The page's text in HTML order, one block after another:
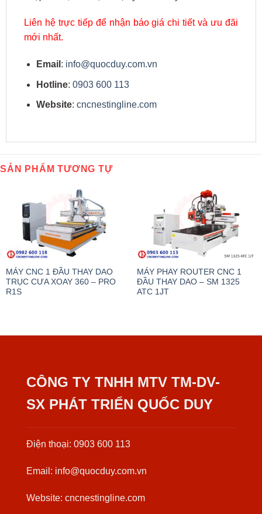
Liên hệ trực tiếp để nhận báo giá chi tiết và ưu đãi
mới nhất.
Email : info@quocduy.com.vn
Hotline: 0903 600 113
Website: cncnestingline.com
SẢN PHẨM TƯƠNG TỰ
MÁY CNC 1 ĐẦU THAY DAO
TRỤC CƯA XOAY 360 – PRO
R1S
MÁY PHAY ROUTER CNC 1
ĐẦU THAY DAO – SM 1325
ATC 1JT
CÔNG TY TNHH MTV TM-DV-
SX PHÁT TRIỂN QUỐC DUY
Điện thoại: 0903 600 113
Email: info@quocduy.com.vn
Website: cncnestingline.com